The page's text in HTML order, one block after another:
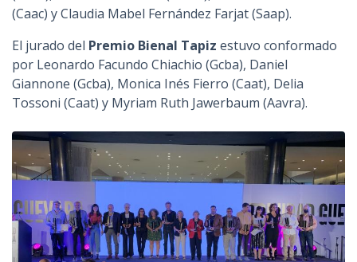
(Caac) y Claudia Mabel Fernández Farjat (Saap).
El jurado del Premio Bienal Tapiz estuvo conformado
por Leonardo Facundo Chiachio (Gcba), Daniel
Giannone (Gcba), Monica Inés Fierro (Caat), Delia
Tossoni (Caat) y Myriam Ruth Jawerbaum (Aavra).